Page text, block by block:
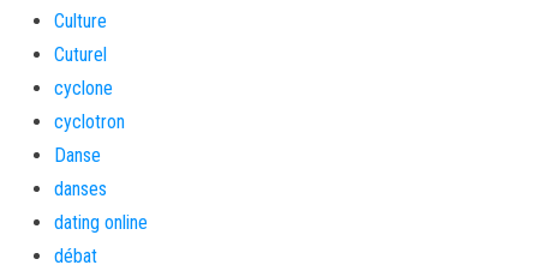
Culture
Cuturel
cyclone
cyclotron
Danse
danses
dating online
débat